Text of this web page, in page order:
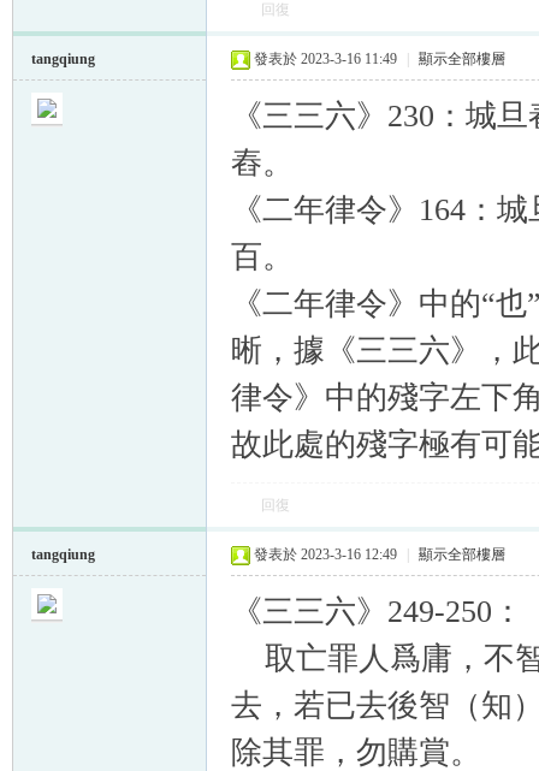
回復
tangqiung 發表於 2023-3-16 11:49 顯示全部樓層
《三三六》230：城
舂。
《二年律令》164：
百。
《二年律令》中的“
晰，據《三三六》，
律令》中的殘字左下
故此處的殘字極有可
回復
tangqiung 發表於 2023-3-16 12:49 顯示全部樓層
《三三六》249-250：
取亡罪人爲庸，不
去，若已去後智（知
除其罪，勿購賞。